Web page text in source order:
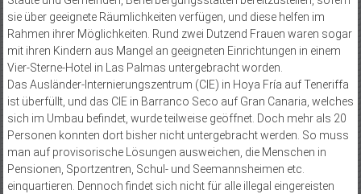
sie über geeignete Räumlichkeiten verfügen, und diese helfen im
Rahmen ihrer Möglichkeiten. Rund zwei Dutzend Frauen waren sogar
mit ihren Kindern aus Mangel an geeigneten Einrichtungen in einem
Vier-Sterne-Hotel in Las Palmas untergebracht worden.
Das Ausländer-Internierungszentrum (CIE) in Hoya Fría auf Teneriffa
ist überfüllt, und das CIE in Barranco Seco auf Gran Canaria, welches
sich im Umbau befindet, wurde teilweise geöffnet. Doch mehr als 20
Personen konnten dort bisher nicht untergebracht werden. So muss
man auf provisorische Lösungen ausweichen, die Menschen in
Pensionen, Sportzentren, Schul- und Seemannsheimen etc.
einquartieren. Dennoch findet sich nicht für alle illegal eingereisten